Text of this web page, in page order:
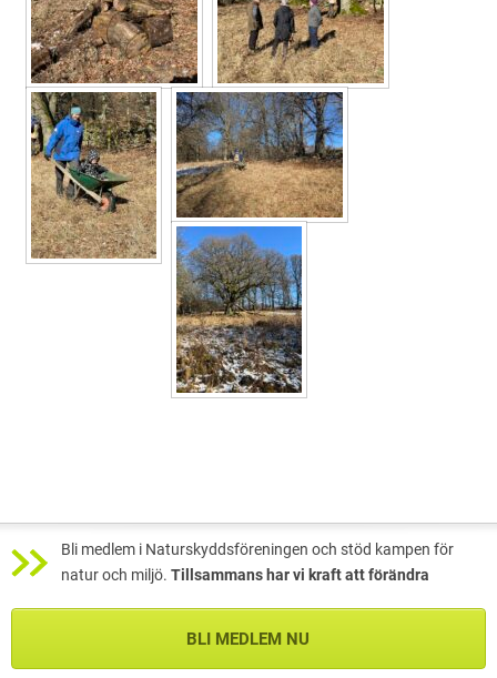
Bli medlem i Naturskyddsföreningen och stöd kampen för
natur och miljö. Tillsammans har vi kraft att förändra
BLI MEDLEM NU